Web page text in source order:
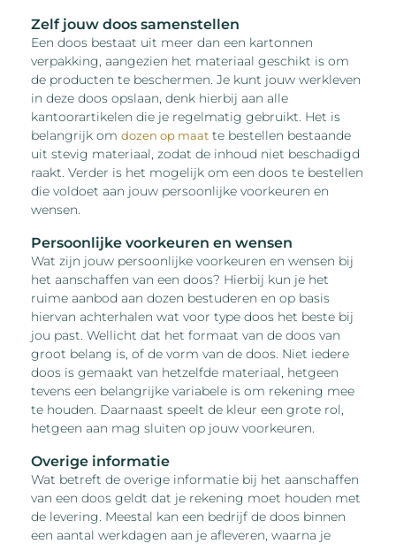
Zelf jouw doos samenstellen
Een doos bestaat uit meer dan een kartonnen
verpakking, aangezien het materiaal geschikt is om
de producten te beschermen. Je kunt jouw werkleven
in deze doos opslaan, denk hierbij aan alle
kantoorartikelen die je regelmatig gebruikt. Het is
belangrijk omdozen op maat te bestellen bestaande
uit stevig materiaal, zodat de inhoud niet beschadigd
raakt. Verder is het mogelijk om een doos te bestellen
die voldoet aan jouw persoonlijke voorkeuren en
wensen.
Persoonlijke voorkeuren en wensen
Wat zijn jouw persoonlijke voorkeuren en wensen bij
het aanschaffen van een doos? Hierbij kun je het
ruime aanbod aan dozen bestuderen en op basis
hiervan achterhalen wat voor type doos het beste bij
jou past. Wellicht dat het formaat van de doos van
groot belang is, of de vorm van de doos. Niet iedere
doos is gemaakt van hetzelfde materiaal, hetgeen
tevens een belangrijke variabele is om rekening mee
te houden. Daarnaast speelt de kleur een grote rol,
hetgeen aan mag sluiten op jouw voorkeuren.
Overige informatie
Wat betreft de overige informatie bij het aanschaffen
van een doos geldt dat je rekening moet houden met
de levering. Meestal kan een bedrijf de doos binnen
een aantal werkdagen aan je afleveren, waarna je